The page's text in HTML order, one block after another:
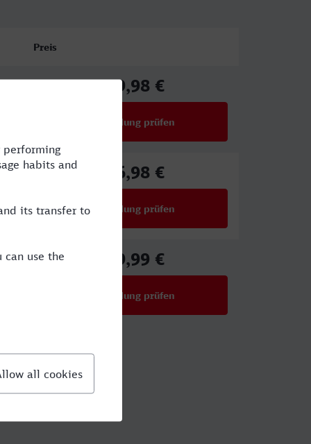
Preis
79,98 €
Verbindung prüfen
76,98 €
Verbindung prüfen
49,99 €
Verbindung prüfen